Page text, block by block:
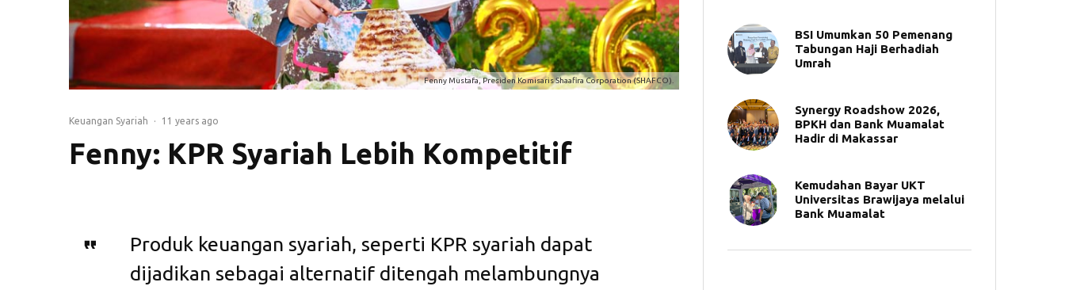
Fenny Mustafa, Presiden Komisaris Shaafira Corporation (SHAFCO).
Keuangan Syariah · 11 years ago
Fenny: KPR Syariah Lebih Kompetitif
Produk keuangan syariah, seperti KPR syariah dapat
dijadikan sebagai alternatif ditengah melambungnya
BSI Umumkan 50 Pemenang
Tabungan Haji Berhadiah
Umrah
Synergy Roadshow 2026,
BPKH dan Bank Muamalat
Hadir di Makassar
Kemudahan Bayar UKT
Universitas Brawijaya melalui
Bank Muamalat